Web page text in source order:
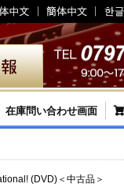
在庫問い合わせ画面
(DVD)＜中古品＞